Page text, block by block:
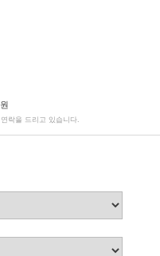
락을 드리고 있습니다.